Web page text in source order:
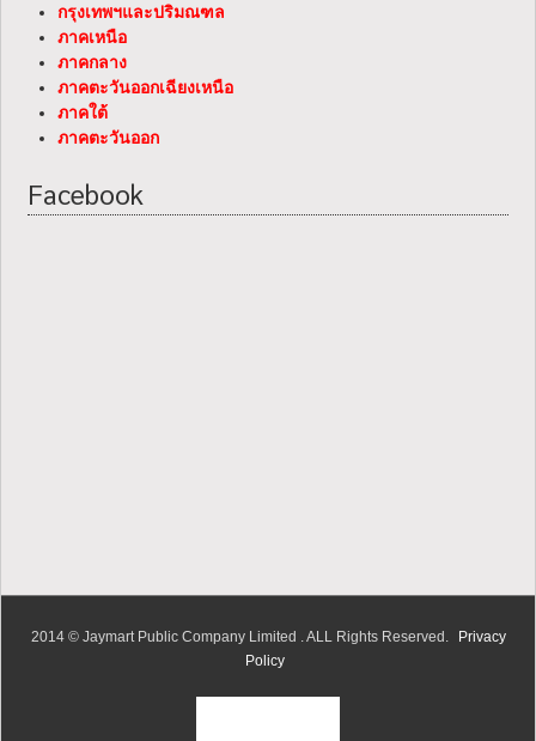
กรุงเทพฯและปริมณฑล
ภาคเหนือ
ภาคกลาง
ภาคตะวันออกเฉียงเหนือ
ภาคใต้
ภาคตะวันออก
Facebook
2014 © Jaymart Public Company Limited . ALL Rights Reserved.
Privacy
Policy